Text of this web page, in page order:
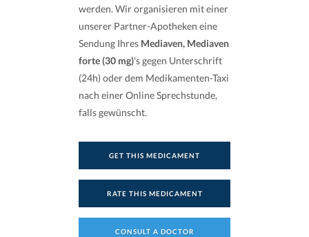
werden. Wir organisieren mit einer
unserer Partner-Apotheken eine
Sendung Ihres Mediaven, Mediaven
forte (30 mg)'s gegen Unterschrift
(24h) oder dem Medikamenten-Taxi
nach einer Online Sprechstunde,
falls gewünscht.
GET THIS MEDICAMENT
RATE THIS MEDICAMENT
CONSULT A DOCTOR